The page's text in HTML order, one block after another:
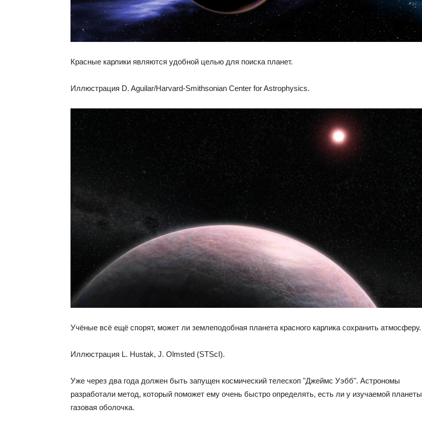
Красные карлики являются удобной целью для поиска планет.
Иллюстрация D. Aguilar/Harvard-Smithsonian Center for Astrophysics.
Учёные всё ещё спорят, может ли землеподобная планета красного карлика сохранить атмосферу.
Иллюстрация L. Hustak, J. Olmsted (STScI).
Уже через два года должен быть запущен космический телескоп "Джеймс Уэбб". Астрономы
разработали метод, который поможет ему очень быстро определять, есть ли у изучаемой планеты
газовая оболочка.